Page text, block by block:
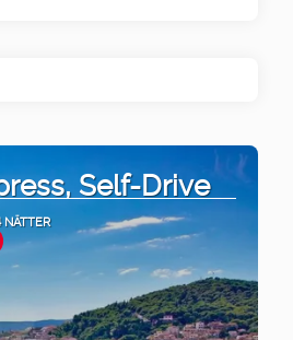
Self-Drive
NÄTTER